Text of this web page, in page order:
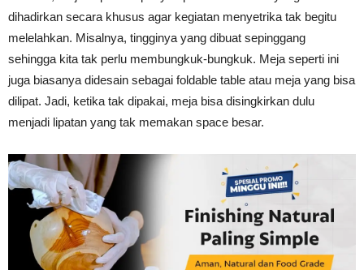
Lama
dihadirkan secara khusus agar kegiatan menyetrika tak begitu
melelahkan. Misalnya, tingginya yang dibuat sepinggang
sehingga kita tak perlu membungkuk-bungkuk. Meja seperti ini
juga biasanya didesain sebagai foldable table atau meja yang bisa
dilipat. Jadi, ketika tak dipakai, meja bisa disingkirkan dulu
menjadi lipatan yang tak memakan space besar.